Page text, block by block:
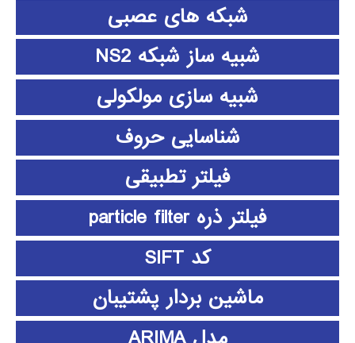
شبکه های عصبی
شبیه ساز شبکه NS2
شبیه سازی مولکولی
شناسایی حروف
فیلتر تطبیقی
فیلتر ذره particle filter
کد SIFT
ماشین بردار پشتیبان